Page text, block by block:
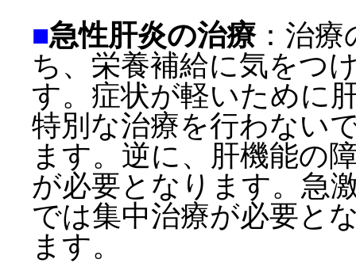
■急性肝炎の治療：治療
ち、栄養補給に気をつ
す。症状が軽いために
特別な治療を行わない
ます。逆に、肝機能の
が必要となります。急
では集中治療が必要と
ます。